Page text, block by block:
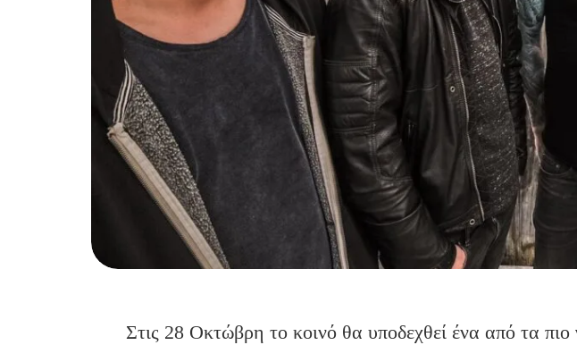
Στις 28 Οκτώβρη το κοινό θα υποδεχθεί ένα από τα